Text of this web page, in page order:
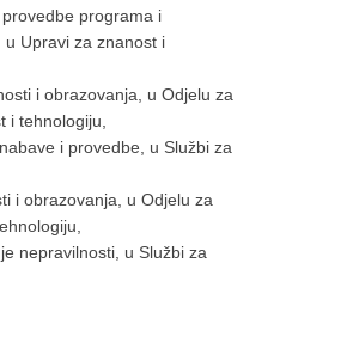
programa i
Upravi za znanost i
i obrazovanja, u Odjelu za
i tehnologiju,
i provedbe, u Službi za
i obrazovanja, u Odjelu za
nepravilnosti, u Službi za